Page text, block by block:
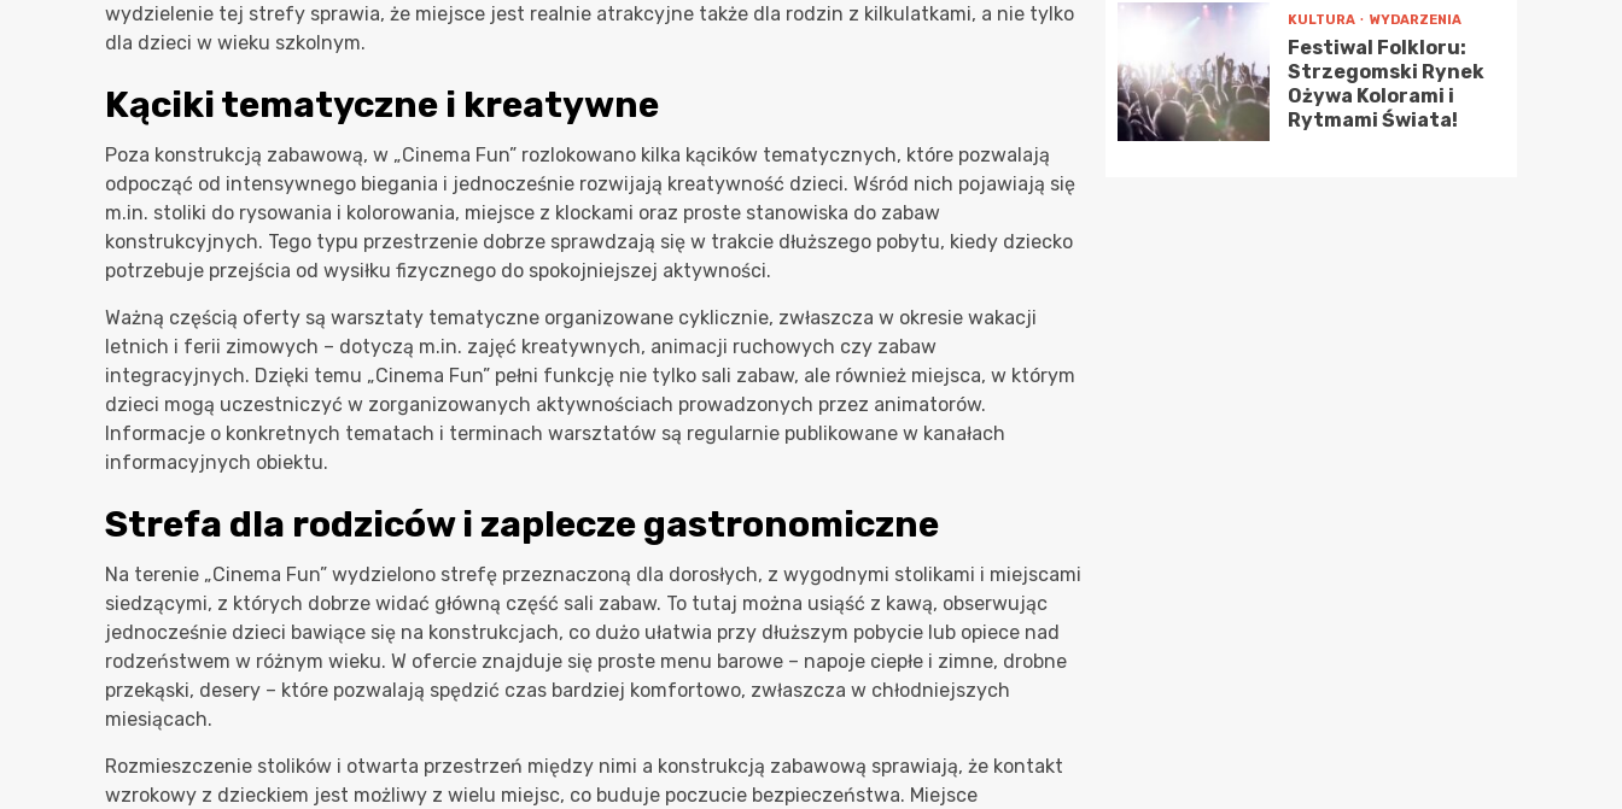
wydzielenie tej strefy sprawia, że miejsce jest realnie atrakcyjne także dla rodzin z kilkulatkami, a nie tylko
dla dzieci w wieku szkolnym.
Kąciki tematyczne i kreatywne
Poza konstrukcją zabawową, w „Cinema Fun” rozlokowano kilka kącików tematycznych, które pozwalają
odpocząć od intensywnego biegania i jednocześnie rozwijają kreatywność dzieci. Wśród nich pojawiają się
m.in. stoliki do rysowania i kolorowania, miejsce z klockami oraz proste stanowiska do zabaw
konstrukcyjnych. Tego typu przestrzenie dobrze sprawdzają się w trakcie dłuższego pobytu, kiedy dziecko
potrzebuje przejścia od wysiłku fizycznego do spokojniejszej aktywności.
Ważną częścią oferty są warsztaty tematyczne organizowane cyklicznie, zwłaszcza w okresie wakacji
letnich i ferii zimowych – dotyczą m.in. zajęć kreatywnych, animacji ruchowych czy zabaw
integracyjnych. Dzięki temu „Cinema Fun” pełni funkcję nie tylko sali zabaw, ale również miejsca, w którym
dzieci mogą uczestniczyć w zorganizowanych aktywnościach prowadzonych przez animatorów.
Informacje o konkretnych tematach i terminach warsztatów są regularnie publikowane w kanałach
informacyjnych obiektu.
Strefa dla rodziców i zaplecze gastronomiczne
Na terenie „Cinema Fun” wydzielono strefę przeznaczoną dla dorosłych, z wygodnymi stolikami i miejscami
siedzącymi, z których dobrze widać główną część sali zabaw. To tutaj można usiąść z kawą, obserwując
jednocześnie dzieci bawiące się na konstrukcjach, co dużo ułatwia przy dłuższym pobycie lub opiece nad
rodzeństwem w różnym wieku. W ofercie znajduje się proste menu barowe – napoje ciepłe i zimne, drobne
przekąski, desery – które pozwalają spędzić czas bardziej komfortowo, zwłaszcza w chłodniejszych
miesiącach.
Rozmieszczenie stolików i otwarta przestrzeń między nimi a konstrukcją zabawową sprawiają, że kontakt
wzrokowy z dzieckiem jest możliwy z wielu miejsc, co buduje poczucie bezpieczeństwa. Miejsce
KULTURA WYDARZENIA
Festiwal Folkloru:
Strzegomski Rynek
Ożywa Kolorami i
Rytmami Świata!